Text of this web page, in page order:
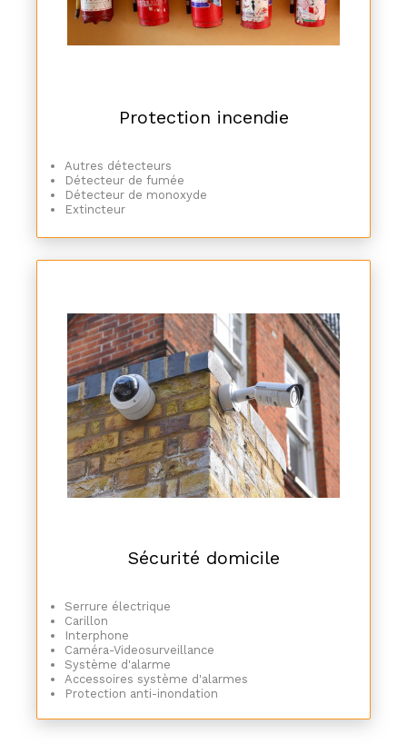
Protection incendie
Autres détecteurs
Détecteur de fumée
Détecteur de monoxyde
Extincteur
Sécurité domicile
Serrure électrique
Carillon
Interphone
Caméra-Videosurveillance
Système d'alarme
Accessoires système d'alarmes
Protection anti-inondation